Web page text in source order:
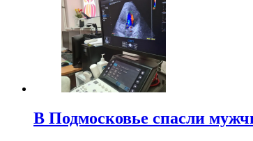
В Подмосковье спасли